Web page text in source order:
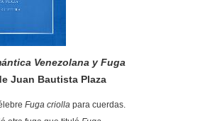
Venezolana y Fuga
Juan Bautista Plaza
Fuga criolla para cuerdas.